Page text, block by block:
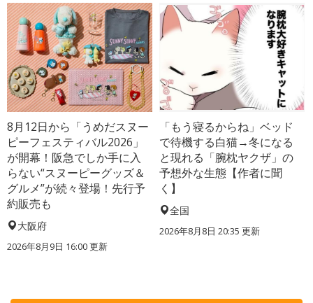
8月12日から「うめだスヌー
ピーフェスティバル2026」
が開幕！阪急でしか手に入
らない“スヌーピーグッズ＆
グルメ”が続々登場！先行予
約販売も
大阪府
2026年8月9日 16:00更新
「もう寝るからね」ベッド
で待機する白猫→冬になる
と現れる「腕枕ヤクザ」の
予想外な生態【作者に聞
く】
全国
2026年8月8日 20:35 更新